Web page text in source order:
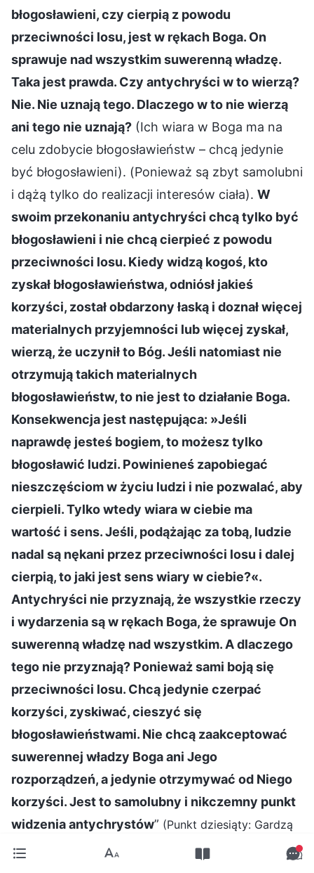
błogosławieni, czy cierpią z powodu
przeciwności losu, jest w rękach Boga. On
sprawuje nad wszystkim suwerenną władzę.
Taka jest prawda. Czy antychryści w to wierzą?
Nie. Nie uznają tego. Dlaczego w to nie wierzą
ani tego nie uznają? (Ich wiara w Boga ma na
celu zdobycie błogosławieństw – chcą jedynie
być błogosławieni). (Ponieważ są zbyt samolubni
i dążą tylko do realizacji interesów ciała). W
swoim przekonaniu antychryści chcą tylko być
błogosławieni i nie chcą cierpieć z powodu
przeciwności losu. Kiedy widzą kogoś, kto
zyskał błogosławieństwa, odniósł jakieś
korzyści, został obdarzony łaską i doznał więcej
materialnych przyjemności lub więcej zyskał,
wierzą, że uczynił to Bóg. Jeśli natomiast nie
otrzymują takich materialnych
błogosławieństw, to nie jest to działanie Boga.
Konsekwencja jest następująca: »Jeśli
naprawdę jesteś bogiem, to możesz tylko
błogosławić ludzi. Powinieneś zapobiegać
nieszczęściom w życiu ludzi i nie pozwalać, aby
cierpieli. Tylko wtedy wiara w ciebie ma
wartość i sens. Jeśli, podążając za tobą, ludzie
nadal są nękani przez przeciwności losu i dalej
cierpią, to jaki jest sens wiary w ciebie?«.
Antychryści nie przyznają, że wszystkie rzeczy
i wydarzenia są w rękach Boga, że sprawuje On
suwerenną władzę nad wszystkim. A dlaczego
tego nie przyznają? Ponieważ sami boją się
przeciwności losu. Chcą jedynie czerpać
korzyści, zyskiwać, cieszyć się
błogosławieństwami. Nie chcą zaakceptować
suwerennej władzy Boga ani Jego
rozporządzeń, a jedynie otrzymywać od Niego
korzyści. Jest to samolubny i nikczemny punkt
widzenia antychrystów” (Punkt dziesiąty: Gardzą
prawdą, bezczelnie lekceważą zasady i ignorują